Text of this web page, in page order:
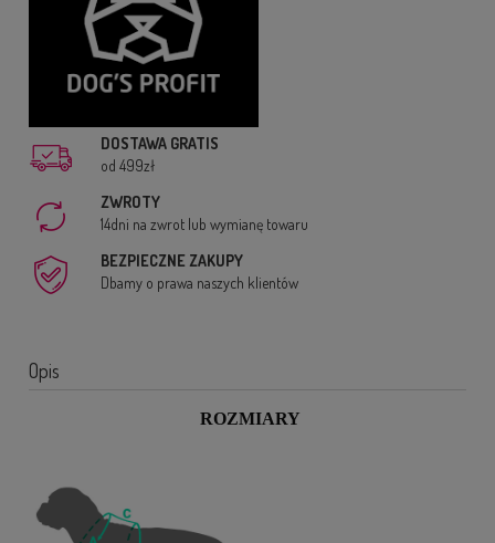
DOSTAWA GRATIS
od 499zł
ZWROTY
14dni na zwrot lub wymianę towaru
BEZPIECZNE ZAKUPY
Dbamy o prawa naszych klientów
Opis
ROZMIARY